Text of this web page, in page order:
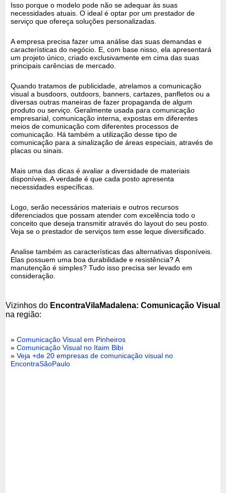
Isso porque o modelo pode não se adequar às suas
necessidades atuais. O ideal é optar por um prestador de
serviço que ofereça soluções personalizadas.
A empresa precisa fazer uma análise das suas demandas e
características do negócio. E, com base nisso, ela apresentará
um projeto único, criado exclusivamente em cima das suas
principais carências de mercado.
Quando tratamos de publicidade, atrelamos a comunicação
visual a busdoors, outdoors, banners, cartazes, panfletos ou a
diversas outras maneiras de fazer propaganda de algum
produto ou serviço. Geralmente usada para comunicação
empresarial, comunicação interna, expostas em diferentes
meios de comunicação com diferentes processos de
comunicação. Há também a utilização desse tipo de
comunicação para a sinalização de áreas especiais, através de
placas ou sinais.
Mais uma das dicas é avaliar a diversidade de materiais
disponíveis. A verdade é que cada posto apresenta
necessidades específicas.
Logo, serão necessários materiais e outros recursos
diferenciados que possam atender com excelência todo o
conceito que deseja transmitir através do layout do seu posto.
Veja se o prestador de serviços tem esse leque diversificado.
Analise também as características das alternativas disponíveis.
Elas possuem uma boa durabilidade e resistência? A
manutenção é simples? Tudo isso precisa ser levado em
consideração.
Vizinhos do EncontraVilaMadalena: Comunicação Visual
na região:
»Comunicação Visual em Pinheiros
»Comunicação Visual no Itaim Bibi
»Veja +de 20 empresas de comunicação visual no
EncontraSãoPaulo